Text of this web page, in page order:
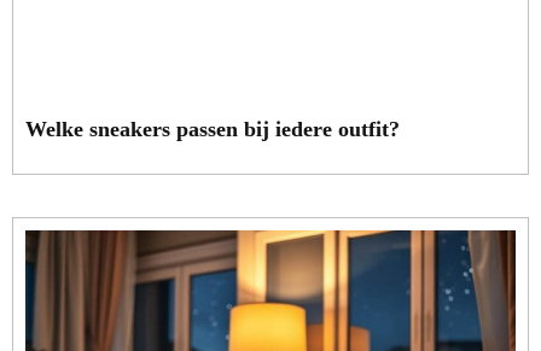
Welke sneakers passen bij iedere outfit?